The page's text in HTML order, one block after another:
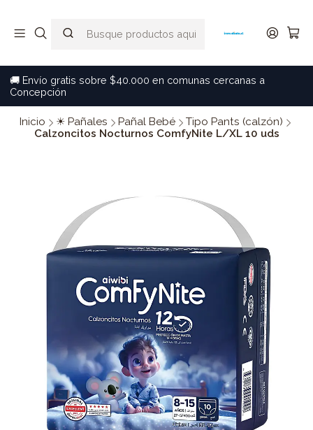
🚚 Envío gratis sobre $40.000 en comunas cercanas a
Concepción
Inicio ☀ Pañales Pañal Bebé
Tipo Pants (calzón)
Calzoncitos Nocturnos ComfyNite L/XL 10 uds